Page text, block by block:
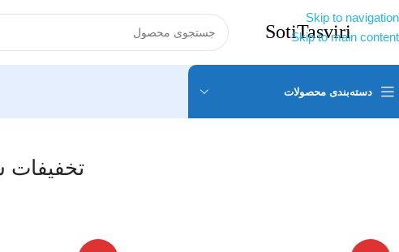
Skip to navigation
Skip to main content
دسته‌بندی محصولات
تخفیفات